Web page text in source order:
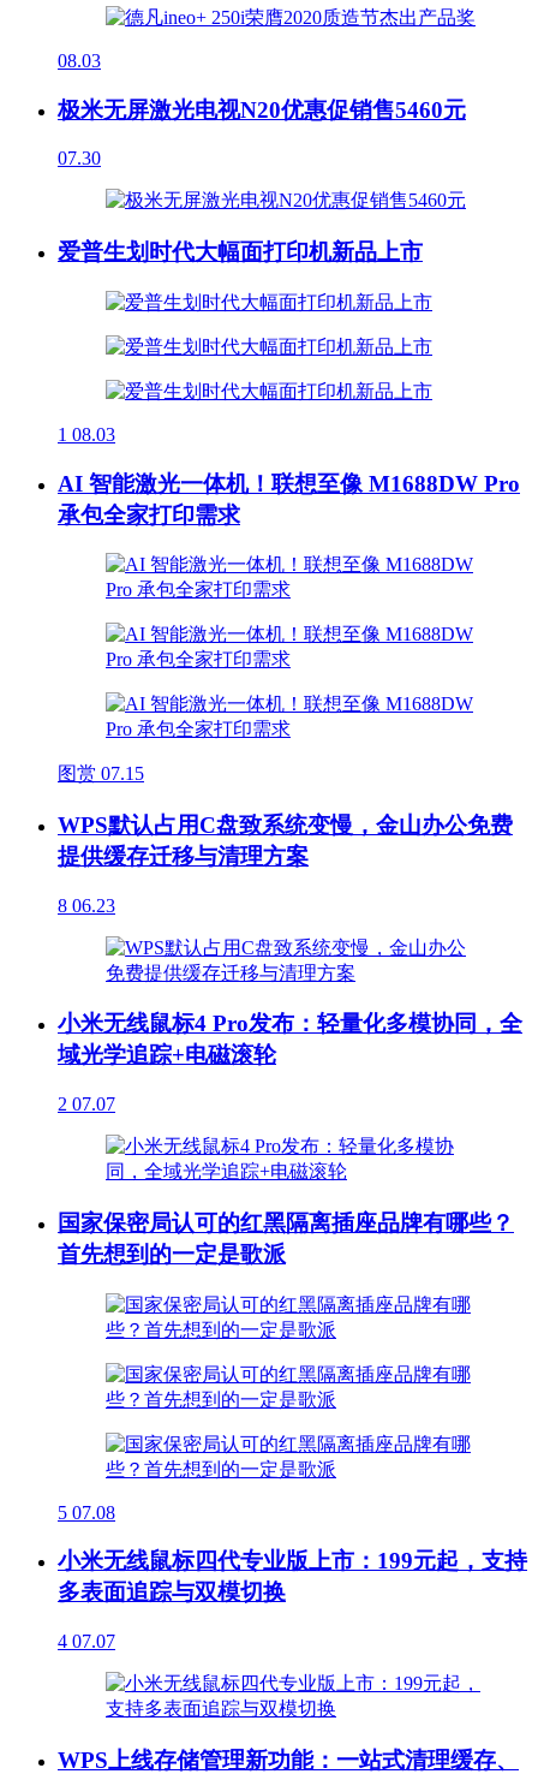
08.03
极米无屏激光电视N20优惠促销售5460元
07.30
爱普生划时代大幅面打印机新品上市
1 08.03
AI 智能激光一体机！联想至像 M1688DW Pro
承包全家打印需求
图赏 07.15
WPS默认占用C盘致系统变慢，金山办公免费
提供缓存迁移与清理方案
8 06.23
小米无线鼠标4 Pro发布：轻量化多模协同，全
域光学追踪+电磁滚轮
2 07.07
国家保密局认可的红黑隔离插座品牌有哪些？
首先想到的一定是歌派
5 07.08
小米无线鼠标四代专业版上市：199元起，支持
多表面追踪与双模切换
4 07.07
WPS上线存储管理新功能：一站式清理缓存、